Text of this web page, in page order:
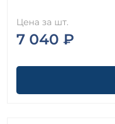
Цена за шт.
7 040 ₽